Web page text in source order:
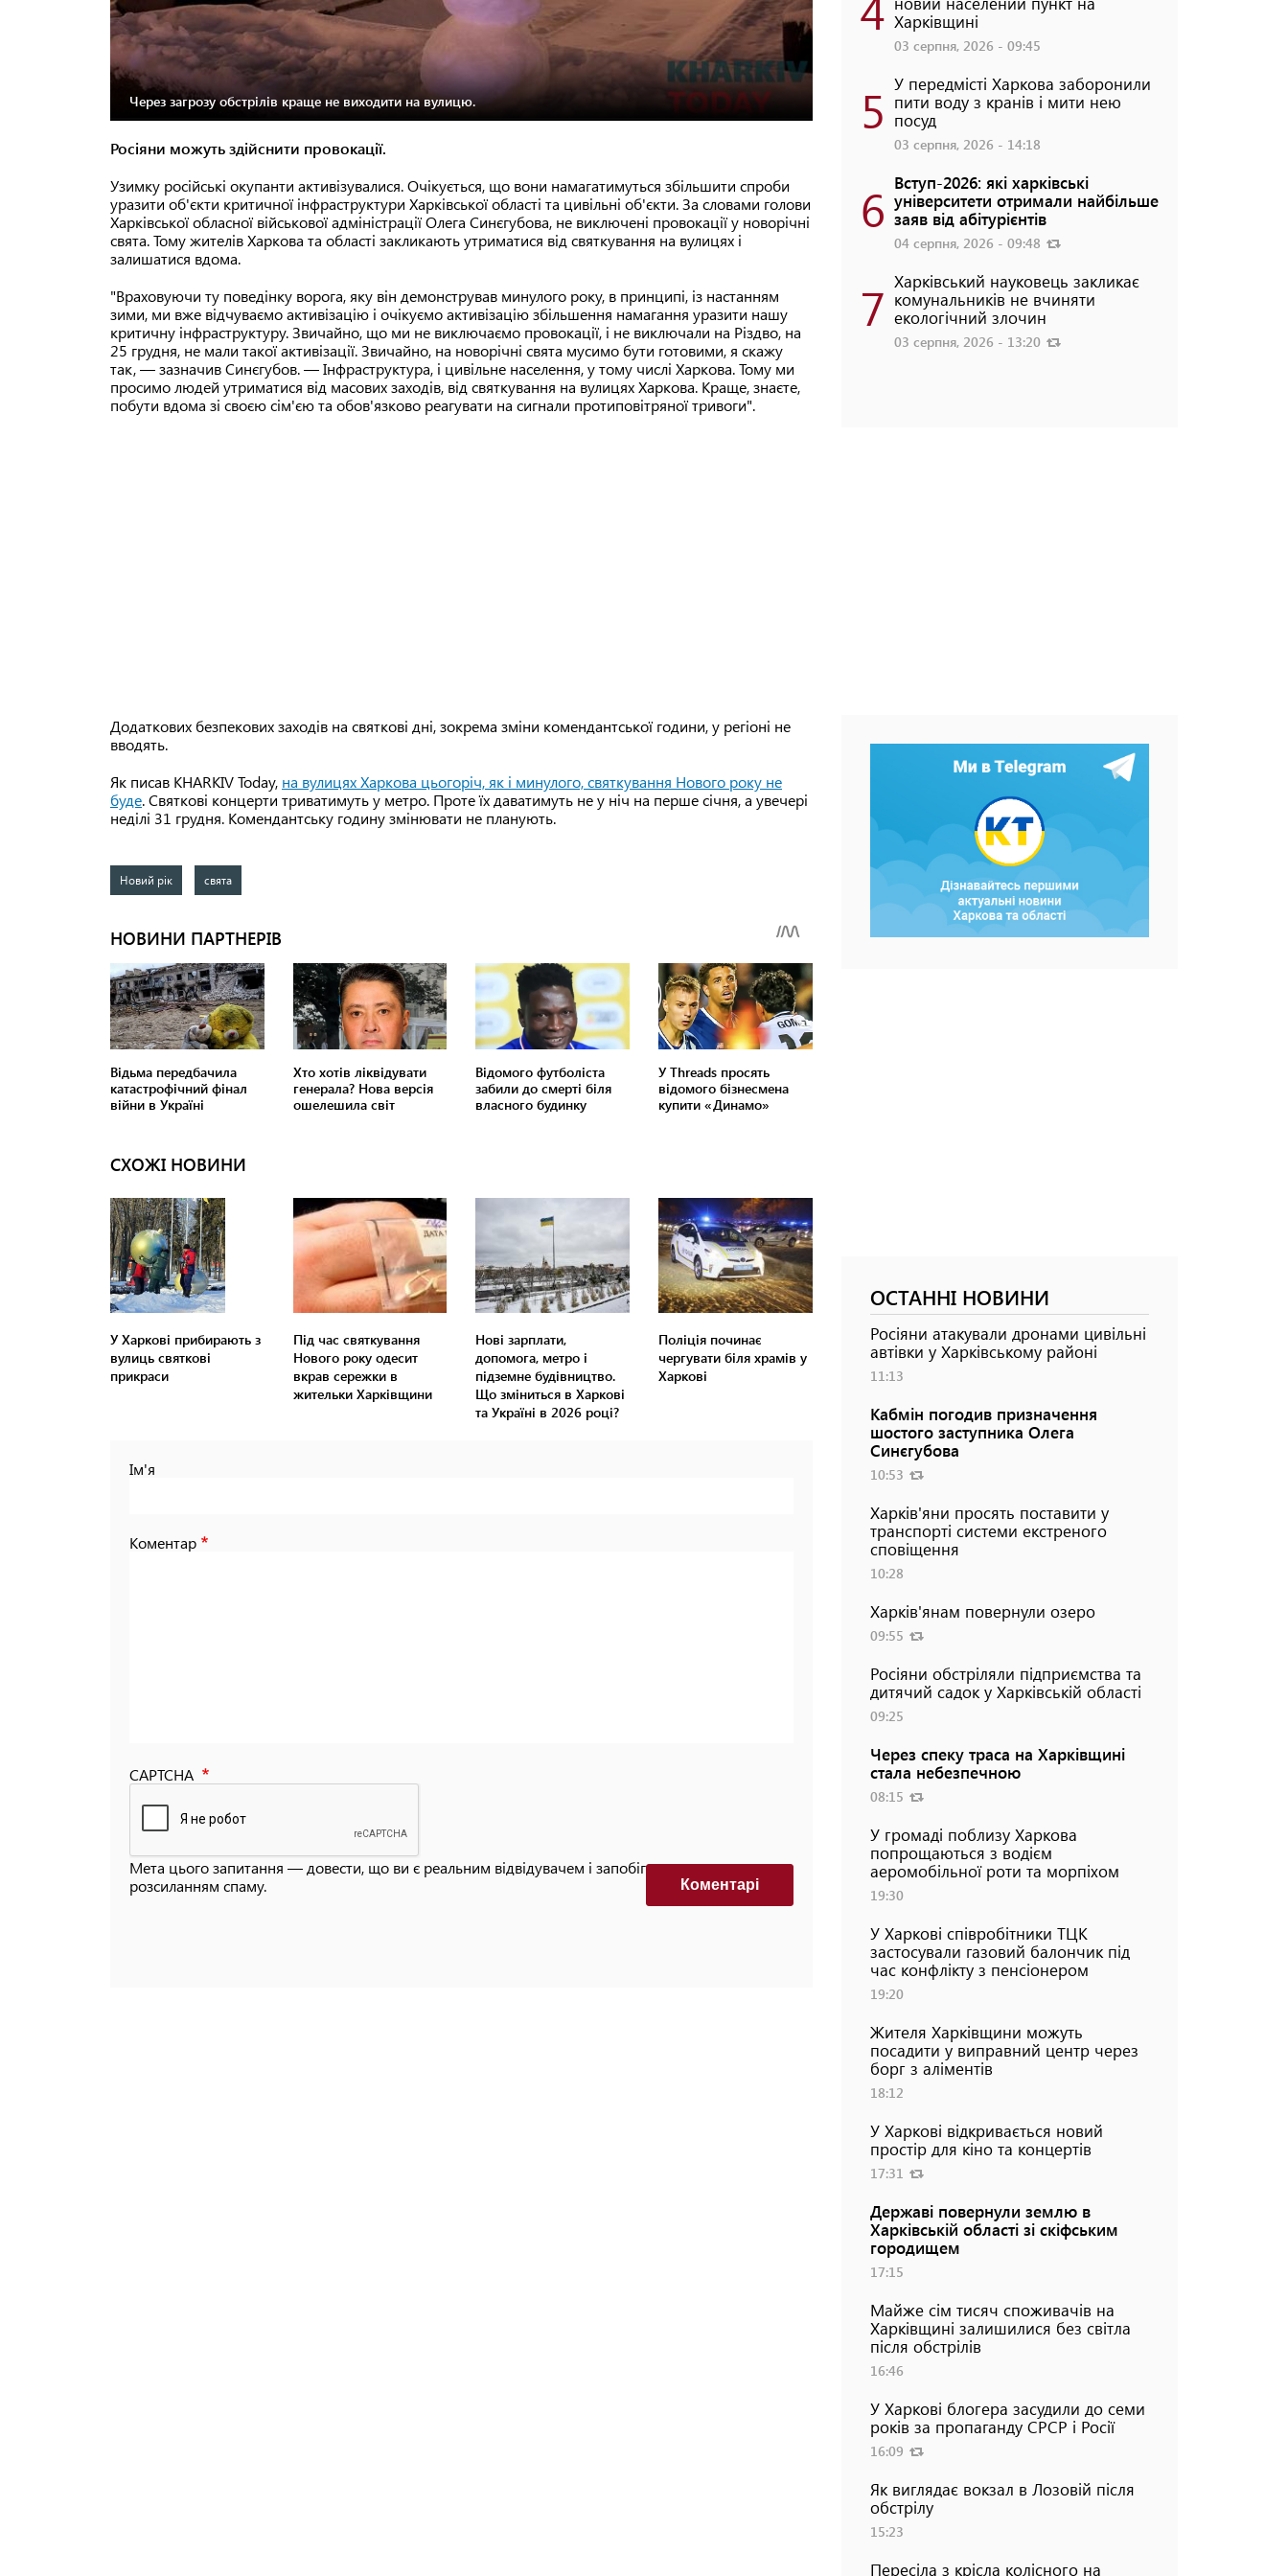
Через загрозу обстрілів краще не виходити на вулицю.
Росіяни можуть здійснити провокації.
Узимку російські окупанти активізувалися. Очікується, що вони намагатимуться збільшити спроби
уразити об'єкти критичної інфраструктури Харківської області та цивільні об'єкти. За словами голови
Харківської обласної військової адміністрації Олега Синєгубова, не виключені провокації у новорічні
свята. Тому жителів Харкова та області закликають утриматися від святкування на вулицях і
залишатися вдома.
"Враховуючи ту поведінку ворога, яку він демонстрував минулого року, в принципі, із настанням
зими, ми вже відчуваємо активізацію і очікуємо активізацію збільшення намагання уразити нашу
критичну інфраструктуру. Звичайно, що ми не виключаємо провокації, і не виключали на Різдво, на
25 грудня, не мали такої активізації. Звичайно, на новорічні свята мусимо бути готовими, я скажу
так, — зазначив Синєгубов. — Інфраструктура, і цивільне населення, у тому числі Харкова. Тому ми
просимо людей утриматися від масових заходів, від святкування на вулицях Харкова. Краще, знаєте,
побути вдома зі своєю сім'єю та обов'язково реагувати на сигнали протиповітряної тривоги".
Додаткових безпекових заходів на святкові дні, зокрема зміни комендантської години, у регіоні не
вводять.
Як писав KHARKIV Today, на вулицях Харкова цьогоріч, як і минулого, святкування Нового року не
буде. Святкові концерти триватимуть у метро. Проте їх даватимуть не у ніч на перше січня, а увечері
неділі 31 грудня. Комендантську годину змінювати не планують.
Новий рік свята
СХОЖІ НОВИНИ
У Харкові прибирають з
вулиць святкові
прикраси
Під час святкування
Нового року одесит
вкрав сережки в
жительки Харківщини
Нові зарплати,
допомога, метро і
підземне будівництво.
Що зміниться в Харкові
та Україні в 2026 році?
Поліція починає
чергувати біля храмів у
Харкові
Ім'я
Коментар
CAPTCHA
Мета цього запитання — довести, що ви є реальним відвідувачем і запобігти автоматизованим
розсиланням спаму.
Коментарi
Харківщині
03 серпня, 2026 - 09:45
5 У передмісті Харкова заборонили
пити воду з кранів і мити нею
посуд
03 серпня, 2026 - 14:18
6 Вступ-2026: які харківські
університети отримали найбільше
заяв від абітурієнтів
04 серпня, 2026 - 09:48
7 Харківський науковець закликає
комунальників не вчиняти
екологічний злочин
03 серпня, 2026 - 13:20
ОСТАННІ НОВИНИ
Росіяни атакували дронами цивільні
автівки у Харківському районі
11:13
Кабмін погодив призначення
шостого заступника Олега
Синєгубова
10:53
Харків'яни просять поставити у
транспорті системи екстреного
сповіщення
10:28
Харків'янам повернули озеро
09:55
Росіяни обстріляли підприємства та
дитячий садок у Харківській області
09:25
Через спеку траса на Харківщині
стала небезпечною
08:15
У громаді поблизу Харкова
попрощаються з водієм
аеромобільної роти та морпіхом
19:30
У Харкові співробітники ТЦК
застосували газовий балончик під
час конфлікту з пенсіонером
19:20
Жителя Харківщини можуть
посадити у виправний центр через
борг з аліментів
18:12
У Харкові відкривається новий
простір для кіно та концертів
17:31
Державі повернули землю в
Харківській області зі скіфським
городищем
17:15
Майже сім тисяч споживачів на
Харківщині залишилися без світла
після обстрілів
16:46
У Харкові блогера засудили до семи
років за пропаганду СРСР і Росії
16:09
Як виглядає вокзал в Лозовій після
обстрілу
15:23
Пересіла з крісла колісного на